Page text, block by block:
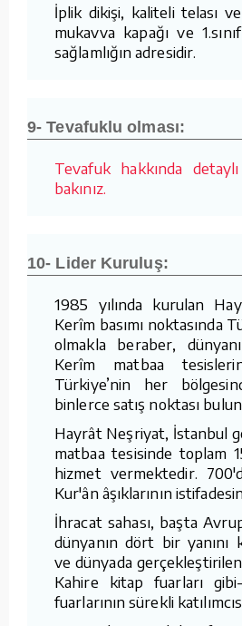
İplik dikişi, kaliteli telası ve
mukavva kapağı ve
sağlamlığın adresidir.
9- Tevafuklu olması:
Tevafuk hakkında
bakınız.
10- Lider Kuruluş:
1985 yılında kurulan
Kerîm basımı noktasında
olmakla beraber,
Kerîm matbaa
Türkiye’nin her
binlerce satış noktası
Hayrât Neşriyat, İstanbul
matbaa tesisinde toplam
hizmet vermektedir.
Kur'ân âşıklarının
İhracat sahası, başta
dünyanın dört bir yanını
ve dünyada
Kahire kitap fuarları
fuarlarının sürekli